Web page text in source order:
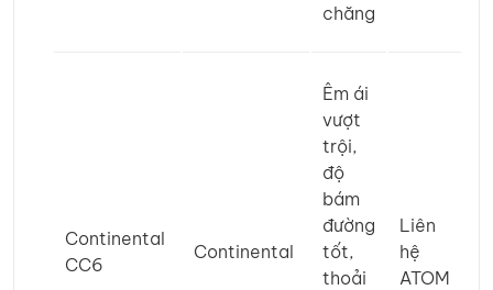
chăng
Continental
CC6
Continental
Êm ái
vượt
trội,
độ
bám
đường
tốt,
thoải
Liên
hệ
ATOM